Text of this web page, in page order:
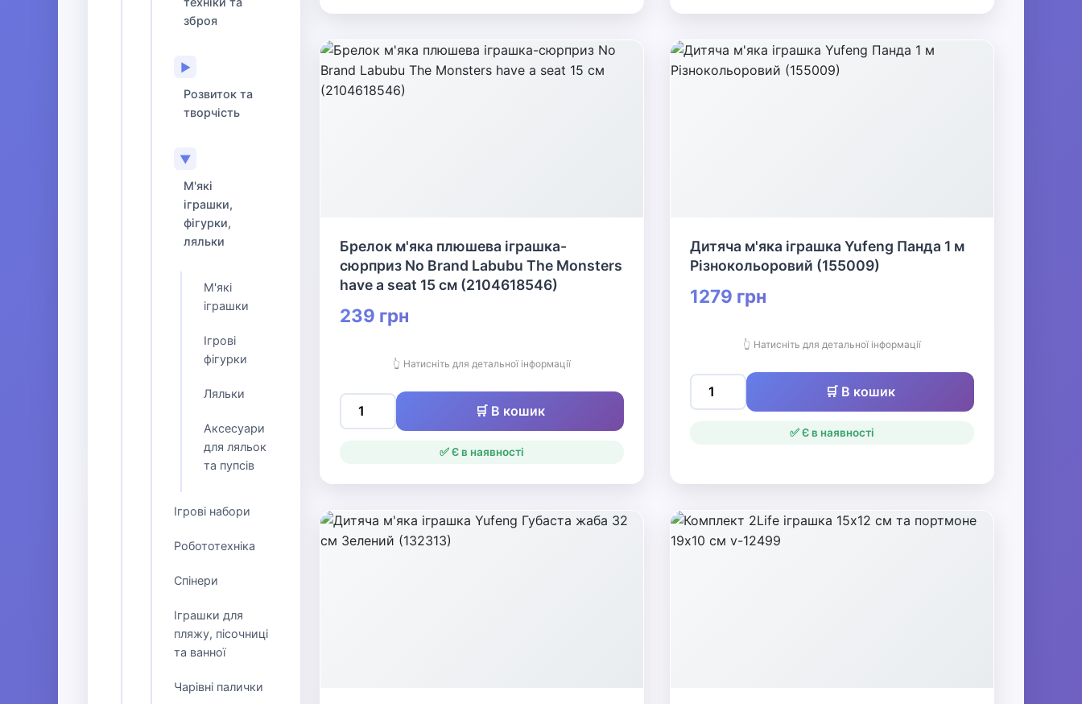
зброя
▶
Розвиток та
творчість
▼
М'які
іграшки,
фігурки,
ляльки
М'які
іграшки
Ігрові
фігурки
Ляльки
Аксесуари
для ляльок
та пупсів
Ігрові набори
Робототехніка
Спінери
Іграшки для
пляжу, пісочниці
та ванної
Чарівні палички
Брелок м'яка плюшева іграшка-
сюрприз No Brand Labubu The Monsters
have a seat 15 см (2104618546)
239 грн
👆 Натисніть для детальної інформації
🛒 В кошик
✅ Є в наявності
Дитяча м'яка іграшка Yufeng Панда 1 м
Різнокольоровий (155009)
1279 грн
👆 Натисніть для детальної інформації
🛒 В кошик
✅ Є в наявності